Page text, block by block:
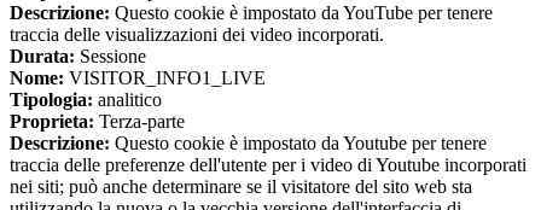
Descrizione: Questo cookie è impostato da YouTube per tenere
traccia delle visualizzazioni dei video incorporati.
Durata: Sessione
Nome: VISITOR_INFO1_LIVE
Tipologia: analitico
Proprieta: Terza-parte
Descrizione: Questo cookie è impostato da Youtube per tenere
traccia delle preferenze dell'utente per i video di Youtube incorporati
nei siti; può anche determinare se il visitatore del sito web sta